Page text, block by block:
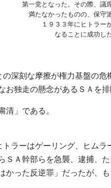
第一党となった。その際、議
満たなかったものの、保守
１９３３年にヒトラー
なることに成功し
深刻な摩擦が権力基盤の
お独走の懸念があるＳＡを
清」である。
トラーはゲーリング、ヒム
ＳＡ幹部らを急襲、逮捕、
かった反逆罪」だったが、